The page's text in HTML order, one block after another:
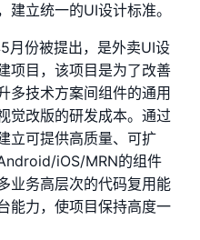
建立统一的UI设计标准。
月份被提出，是外卖UI设
项目，该项目是为了改善
多技术方案间组件的通用
觉改版的研发成本。通过
立可提供高质量、可扩
iOS/MRN的组件
业务高层次的代码复用能
能力，使项目保持高度一